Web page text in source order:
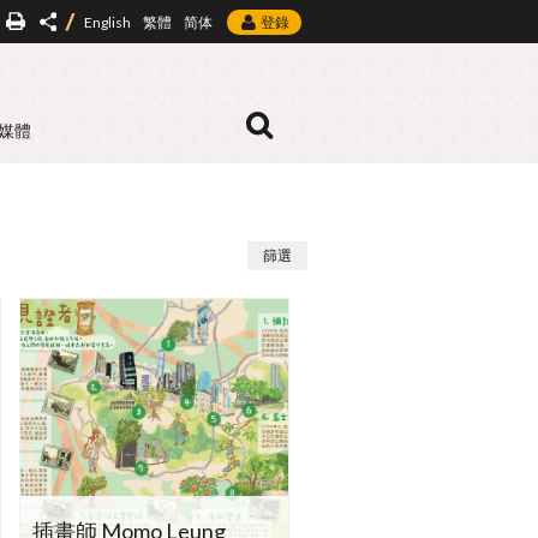
English 繁體 简体 登錄
體
篩選
插畫師 Momo Leung